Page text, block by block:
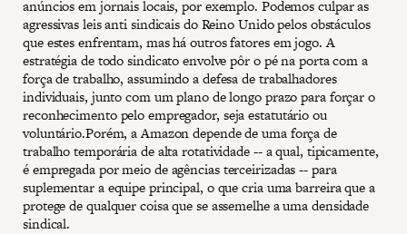
anúncios em jornais locais, por exemplo. Podemos culpar as
agressivas leis anti sindicais do Reino Unido pelos obstáculos
que estes enfrentam, mas há outros fatores em jogo. A
estratégia de todo sindicato envolve pôr o pé na porta com a
força de trabalho, assumindo a defesa de trabalhadores
individuais, junto com um plano de longo prazo para forçar o
reconhecimento pelo empregador, seja estatutário ou
voluntário.Porém, a Amazon depende de uma força de
trabalho temporária de alta rotatividade -- a qual, tipicamente,
é empregada por meio de agências terceirizadas -- para
suplementar a equipe principal, o que cria uma barreira que a
protege de qualquer coisa que se assemelhe a uma densidade
sindical.